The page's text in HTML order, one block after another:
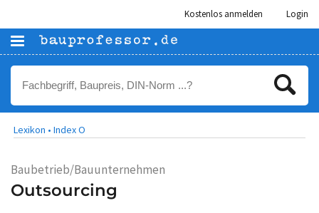
Kostenlos anmelden Login
Lexikon • Index O
Baubetrieb/Bauunternehmen
Outsourcing